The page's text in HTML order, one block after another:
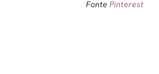
Fonte Pinterest